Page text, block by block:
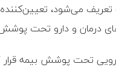
تعریف می‌شود،
درمان و دارو تحت پوشش
حدود ۷۰ درصد هزینه‌های دارویی تحت